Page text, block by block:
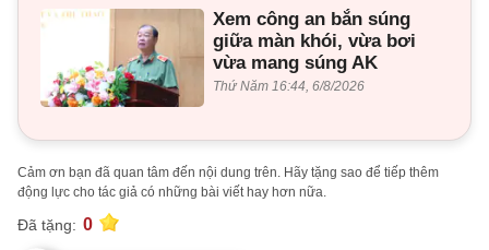
Xem công an bắn súng
giữa màn khói, vừa bơi
vừa mang súng AK
Thứ Năm 16:44, 6/8/2026
Cảm ơn bạn đã quan tâm đến nội dung trên. Hãy tặng sao để tiếp thêm
động lực cho tác giả có những bài viết hay hơn nữa.
Đã tặng: 0